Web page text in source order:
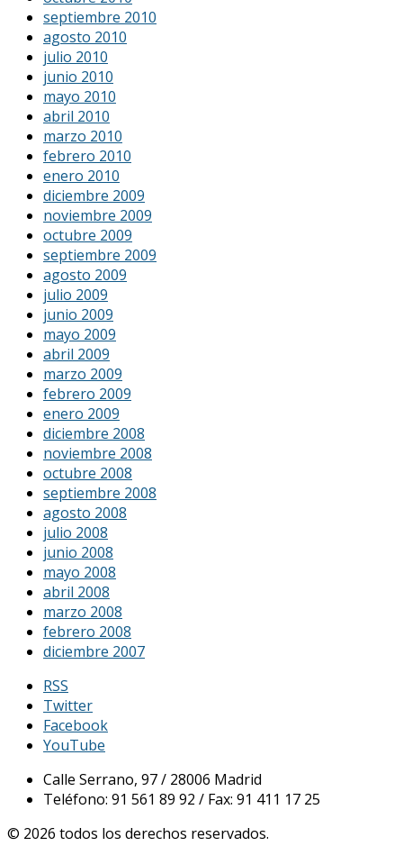
septiembre 2010
agosto 2010
julio 2010
junio 2010
mayo 2010
abril 2010
marzo 2010
febrero 2010
enero 2010
diciembre 2009
noviembre 2009
octubre 2009
septiembre 2009
agosto 2009
julio 2009
junio 2009
mayo 2009
abril 2009
marzo 2009
febrero 2009
enero 2009
diciembre 2008
noviembre 2008
octubre 2008
septiembre 2008
agosto 2008
julio 2008
junio 2008
mayo 2008
abril 2008
marzo 2008
febrero 2008
diciembre 2007
RSS
Twitter
Facebook
YouTube
Calle Serrano, 97 / 28006 Madrid
Teléfono: 91 561 89 92 / Fax: 91 411 17 25
© 2026 todos los derechos reservados.